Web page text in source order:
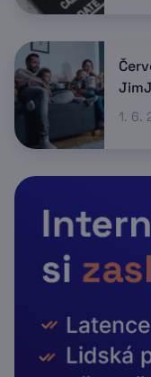
1. 6.